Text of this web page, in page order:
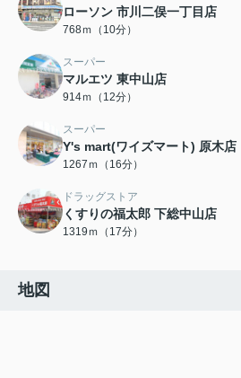
ローソン 市川二俣一丁目店
768ｍ（10分）
スーパー
マルエツ 東中山店
914ｍ（12分）
スーパー
Y's mart(ワイズマート) 原木店
1267ｍ（16分）
ドラッグストア
くすりの福太郎 下総中山店
1319ｍ（17分）
地図